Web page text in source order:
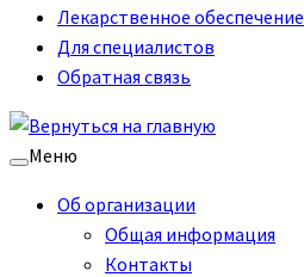
Лекарственное обеспечение
Для специалистов
Обратная связь
Меню
Об организации
Общая информация
Контакты